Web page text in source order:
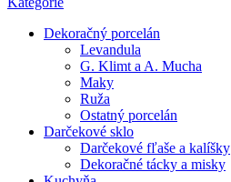
Dekoračný porcelán
Levandula
G. Klimt a A. Mucha
Maky
Ruža
Ostatný porcelán
Darčekové sklo
Darčekové fľaše a kalíšky
Dekoračné tácky a misky